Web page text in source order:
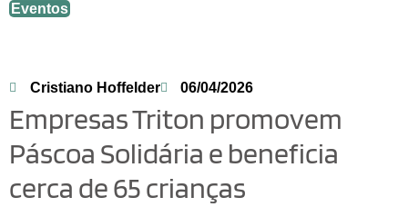
Eventos
Cristiano Hoffelder 06/04/2026
Empresas Triton promovem
Páscoa Solidária e beneficia
cerca de 65 crianças